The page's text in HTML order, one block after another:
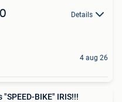
Details
4 aug 26
BIKE" IRIS!!!